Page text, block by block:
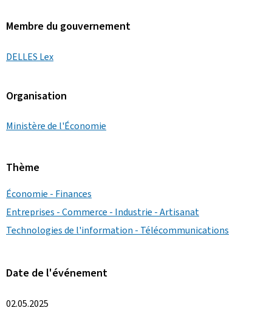
Membre du gouvernement
DELLES Lex
Organisation
Ministère de l'Économie
Thème
Économie - Finances
Entreprises - Commerce - Industrie - Artisanat
Technologies de l'information - Télécommunications
Date de l'événement
02.05.2025